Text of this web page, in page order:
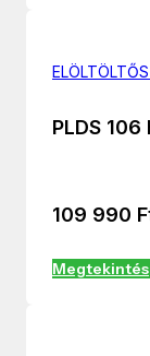
PLDS
109 990
Megtekintés